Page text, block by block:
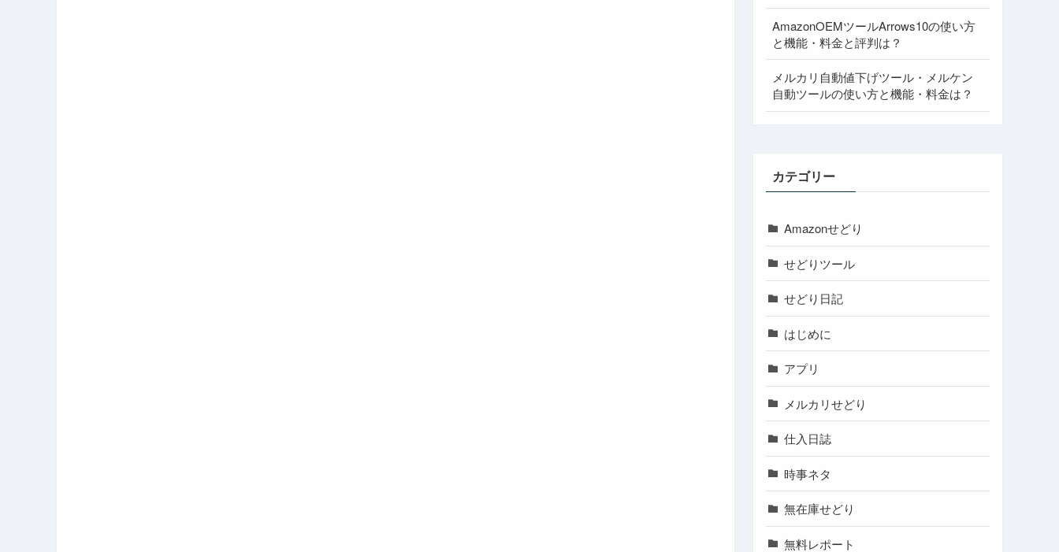
AmazonOEMツールArrows10の使い方
と機能・料金と評判は？
メルカリ自動値下げツール・メルケン
自動ツールの使い方と機能・料金は？
カテゴリー
Amazonせどり
せどりツール
せどり日記
はじめに
アプリ
メルカリせどり
仕入日誌
時事ネタ
無在庫せどり
無料レポート